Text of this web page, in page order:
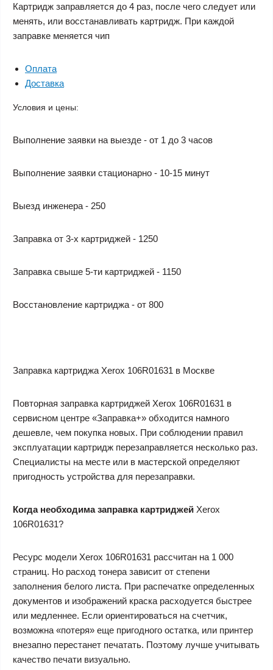
Картридж заправляется до 4 раз, после чего следует или
менять, или восстанавливать картридж. При каждой
заправке меняется чип
Оплата
Доставка
Условия и цены:
Выполнение заявки на выезде - от 1 до 3 часов
Выполнение заявки стационарно - 10-15 минут
Выезд инженера - 250
Заправка от 3-х картриджей - 1250
Заправка свыше 5-ти картриджей - 1150
Восстановление картриджа - от 800
Заправка картриджа Xerox 106R01631 в Москве
Повторная заправка картриджей Xerox 106R01631 в
сервисном центре «Заправка+» обходится намного
дешевле, чем покупка новых. При соблюдении правил
эксплуатации картридж перезаправляется несколько раз.
Специалисты на месте или в мастерской определяют
пригодность устройства для перезаправки.
Когда необходима заправка картриджей Xerox
106R01631?
Ресурс модели Xerox 106R01631 рассчитан на 1 000
страниц. Но расход тонера зависит от степени
заполнения белого листа. При распечатке определенных
документов и изображений краска расходуется быстрее
или медленнее. Если ориентироваться на счетчик,
возможна «потеря» еще пригодного остатка, или принтер
внезапно перестанет печатать. Поэтому лучше учитывать
качество печати визуально.